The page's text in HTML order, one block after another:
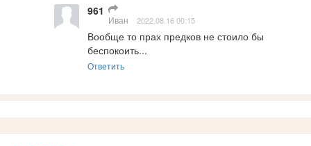
961
Иван 2022.08.16 00:15
Вообще то прах предков не стоило бы
беспокоить...
Ответить